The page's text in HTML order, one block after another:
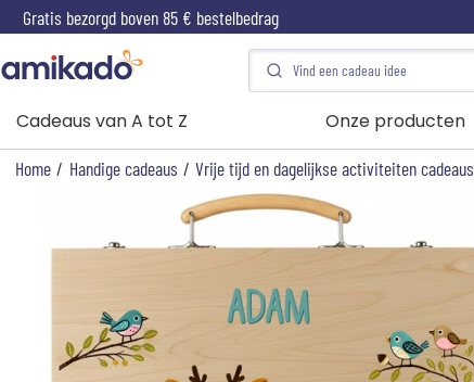
Gratis bezorgd boven 85 € bestelbedrag
Cadeaus van A tot Z Onze producten
Home / Handige cadeaus / Vrije tijd en dagelijkse activiteiten cadeaus